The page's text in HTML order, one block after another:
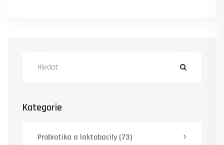
Kategorie
Probiotika a laktobacily(73)